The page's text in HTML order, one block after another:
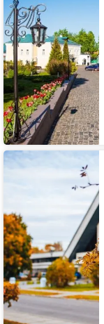
Гостиница
Суздаль